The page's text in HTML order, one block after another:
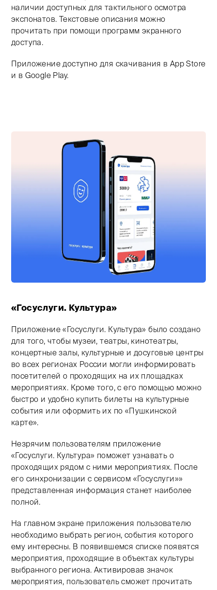
наличии доступных для тактильного осмотра
экспонатов. Текстовые описания можно
прочитать при помощи программ экранного
доступа.
Приложение доступно для скачивания в App Store
и в Google Play.
Тифлокомментарий: цветное изображение двух
«Госуслуги. Культура»
Приложение «Госуслуги. Культура» было создано
для того, чтобы музеи, театры, кинотеатры,
концертные залы, культурные и досуговые центры
во всех регионах России могли информировать
посетителей о проходящих на их площадках
мероприятиях. Кроме того, с его помощью можно
быстро и удобно купить билеты на культурные
события или оформить их по «Пушкинской
карте».
Незрячим пользователям приложение
«Госуслуги. Культура» поможет узнавать о
проходящих рядом с ними мероприятиях. После
его синхронизации с сервисом «Госуслуги»»
представленная информация станет наиболее
полной.
На главном экране приложения пользователю
необходимо выбрать регион, события которого
ему интересны. В появившемся списке появятся
мероприятия, проходящие в объектах культуры
выбранного региона. Активировав значок
мероприятия, пользователь сможет прочитать